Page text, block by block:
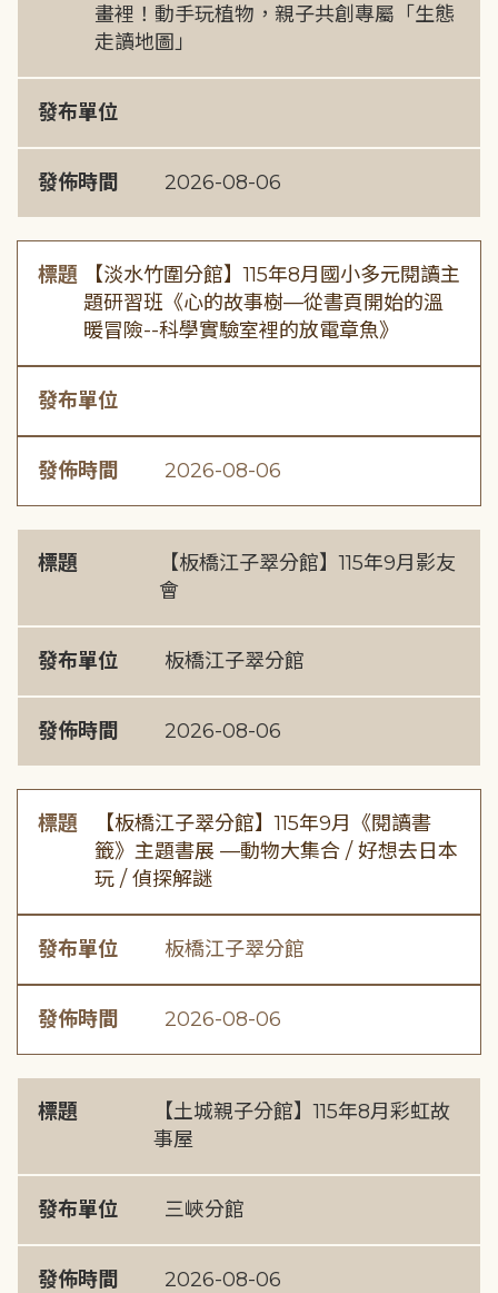
畫裡！動手玩植物，親子共創專屬「生態
走讀地圖」
發布單位
發佈時間 2026-08-06
標題
【淡水竹圍分館】115年8月國小多元閱讀主
題研習班《心的故事樹—從書頁開始的溫
暖冒險--科學實驗室裡的放電章魚》
發布單位
發佈時間 2026-08-06
標題
【板橋江子翠分館】115年9月影友
會
發布單位 板橋江子翠分館
發佈時間 2026-08-06
標題
【板橋江子翠分館】115年9月《閱讀書
籤》主題書展 —動物大集合 / 好想去日本
玩 / 偵探解謎
發布單位 板橋江子翠分館
發佈時間 2026-08-06
標題
【土城親子分館】115年8月彩虹故
事屋
發布單位 三峽分館
發佈時間 2026-08-06